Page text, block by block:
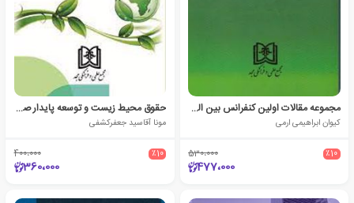
مجموعه مقالات اولین کنفرانس بین المللی حقوق بشر و محیط زیست
کیوان ابراهیمی ارمی
٪10 530،000
477،000
حقوق محیط زیست و توسعه پایدار صنعت نفت و گاز
مونا آقاسید جعفرکشفی
٪10 400،000
360،000